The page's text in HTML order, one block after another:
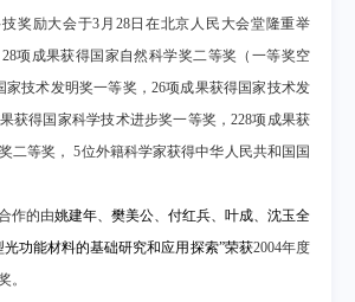
奖励大会于3 月 28日在北京人民大会堂隆重举
28项成果获得国家自然科学奖二等奖（一等奖空
家技术发明奖一等奖，26项成果获得国家技术发
获得国家科学技术进步奖一等奖，228项成果获
二等奖，
5位外籍科学家获得中华人民共和国国
作的由姚建年、樊美公、付红兵、叶成、沈玉全
光功能材料的基础研究和应用探索”荣获2004年度
。